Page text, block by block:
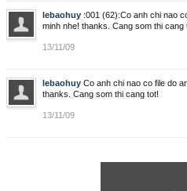
lebaohuy :001 (62):Co anh chi nao
minh nhe! thanks. Cang som thi cang
13/11/09
lebaohuy Co anh chi nao co file do
thanks. Cang som thi cang tot!
13/11/09